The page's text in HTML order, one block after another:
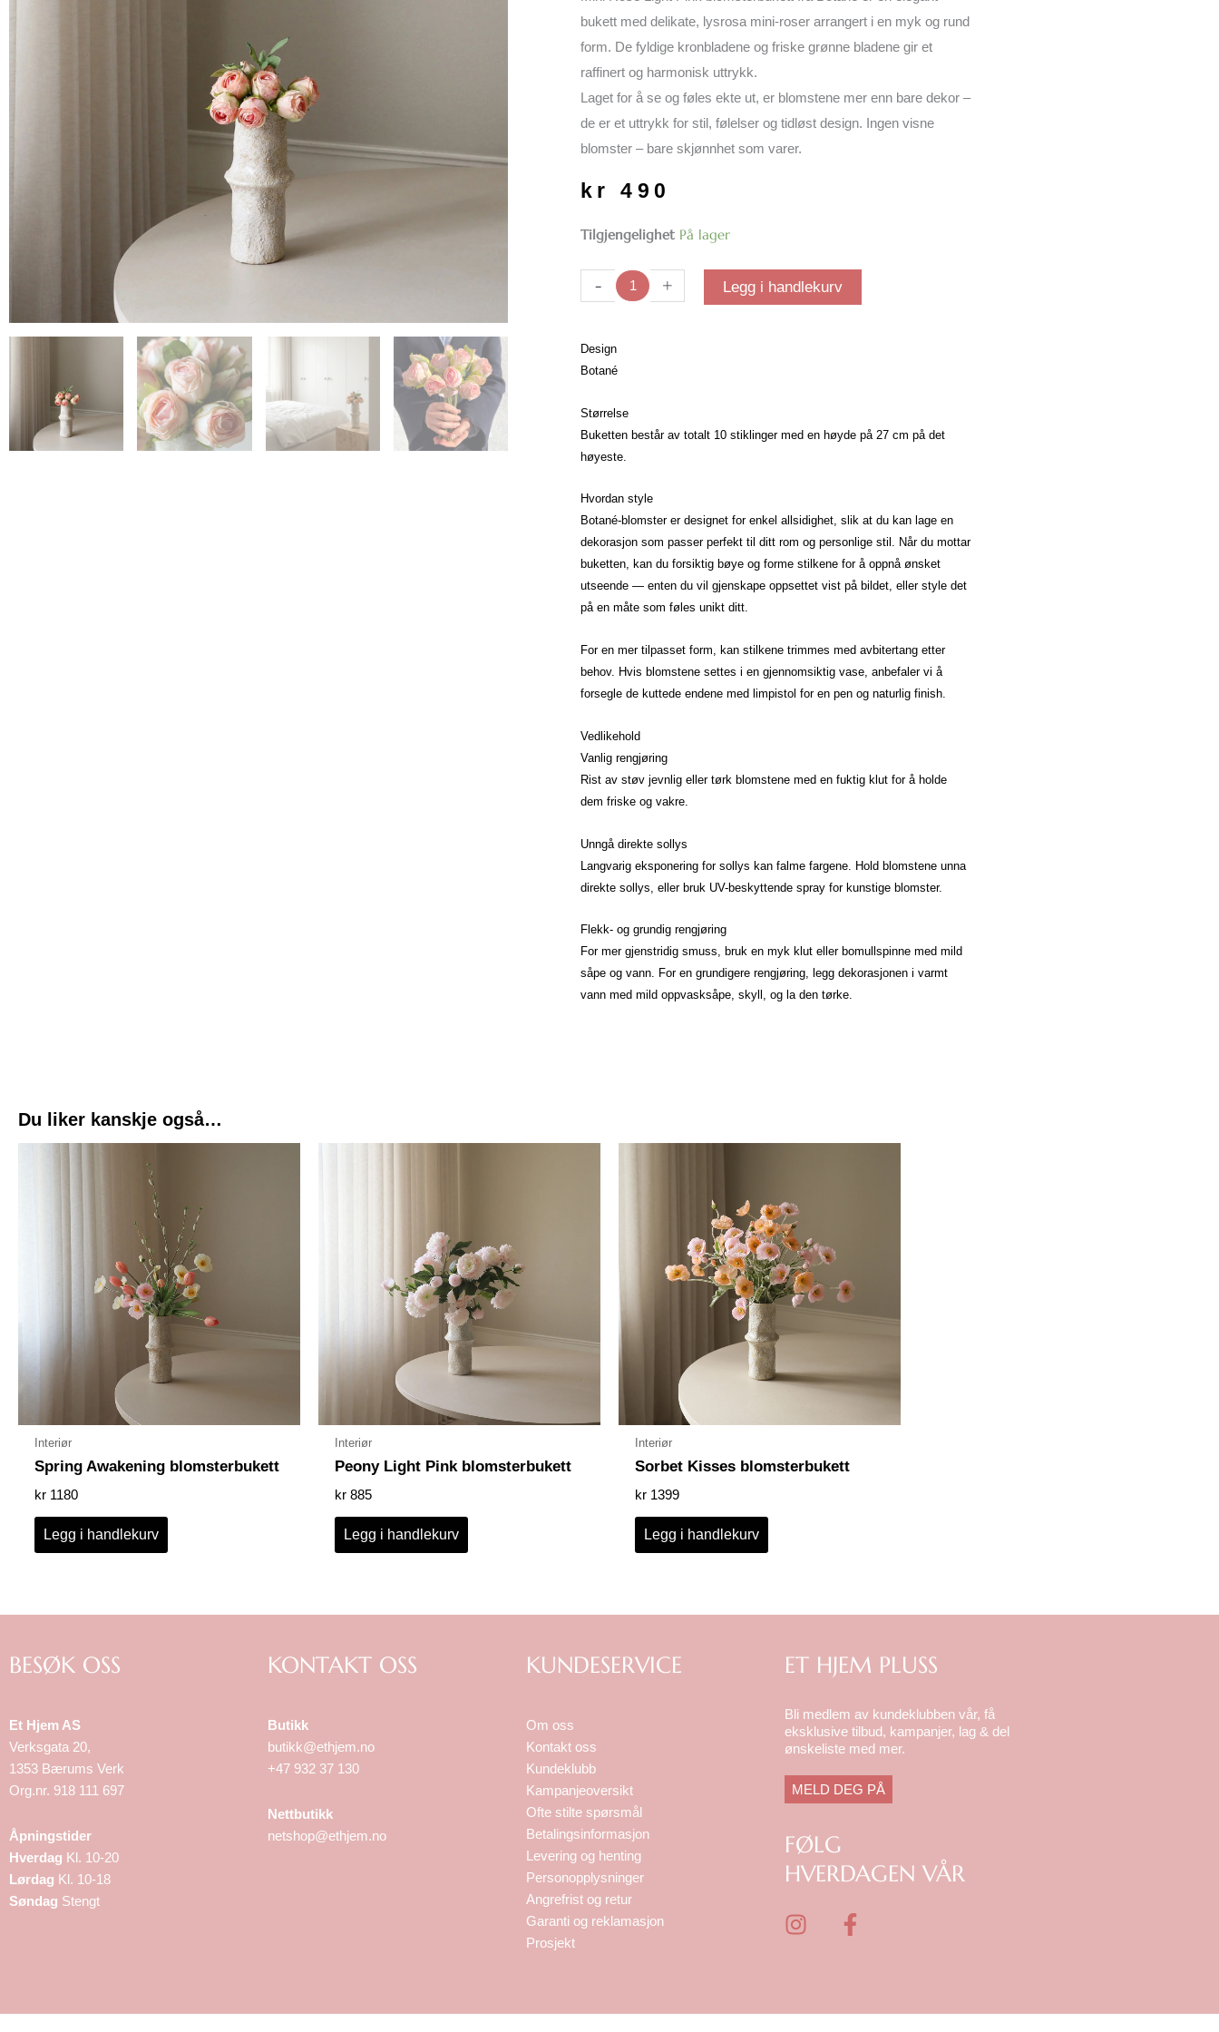
bukett med delikate, lysrosa mini-roser arrangert i en myk og rund
form. De fyldige kronbladene og friske grønne bladene gir et
raffinert og harmonisk uttrykk.
Laget for å se og føles ekte ut, er blomstene mer enn bare dekor –
de er et uttrykk for stil, følelser og tidløst design. Ingen visne
blomster – bare skjønnhet som varer.
kr 490
Tilgjengelighet På lager
-
Mini
Pink
antall
+ Legg i handlekurv
Design
Botané
Størrelse
Buketten består av totalt 10 stiklinger med en høyde på 27 cm på det
høyeste.
Hvordan style
Botané-blomster er designet for enkel allsidighet, slik at du kan lage en
dekorasjon som passer perfekt til ditt rom og personlige stil. Når du mottar
buketten, kan du forsiktig bøye og forme stilkene for å oppnå ønsket
utseende — enten du vil gjenskape oppsettet vist på bildet, eller style det
på en måte som føles unikt ditt.
For en mer tilpasset form, kan stilkene trimmes med avbitertang etter
behov. Hvis blomstene settes i en gjennomsiktig vase, anbefaler vi å
forsegle de kuttede endene med limpistol for en pen og naturlig finish.
Vedlikehold
Vanlig rengjøring
Rist av støv jevnlig eller tørk blomstene med en fuktig klut for å holde
dem friske og vakre.
Unngå direkte sollys
Langvarig eksponering for sollys kan falme fargene. Hold blomstene unna
direkte sollys, eller bruk UV-beskyttende spray for kunstige blomster.
Flekk- og grundig rengjøring
For mer gjenstridig smuss, bruk en myk klut eller bomullspinne med mild
såpe og vann. For en grundigere rengjøring, legg dekorasjonen i varmt
vann med mild oppvasksåpe, skyll, og la den tørke.
Du liker kanskje også…
Interiør
Spring Awakening blomsterbukett
kr 1180
Legg i handlekurv
Interiør
Peony Light Pink blomsterbukett
kr 885
Legg i handlekurv
Interiør
Sorbet Kisses blomsterbukett
kr 1399
Legg i handlekurv
BESØK OSS
Et Hjem AS
Verksgata 20,
1353 Bærums Verk
Org.nr. 918 111 697
Åpningstider
Hverdag Kl. 10-20
Lørdag Kl. 10-18
Søndag Stengt
KONTAKT OSS
Butikk
butikk@ethjem.no
+47 932 37 130
Nettbutikk
netshop@ethjem.no
KUNDESERVICE
Om oss
Kontakt oss
Kundeklubb
Kampanjeoversikt
Ofte stilte spørsmål
Betalingsinformasjon
Levering og henting
Personopplysninger
Angrefrist og retur
Garanti og reklamasjon
Prosjekt
ET HJEM PLUSS
Bli medlem av kundeklubben vår, få
eksklusive tilbud, kampanjer, lag & del
ønskeliste med mer.
MELD DEG PÅ
FØLG
HVERDAGEN VÅR
I
a
F
b